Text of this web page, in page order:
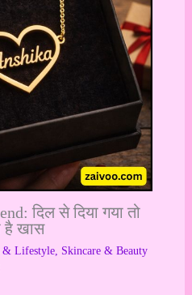
दिल से दिया गया तो
है खास
& Lifestyle, Skincare & Beauty